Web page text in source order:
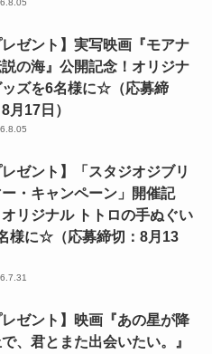
レゼント】実写映画『モアナ
説の海』公開記念！オリジナ
ッズを6名様に☆（応募締
月17日）
レゼント】「スタジオジブリ
・キャンペーン」開催記
リジナル トトロの手ぬぐい
様に☆（応募締切：8月13
レゼント】映画『あの星が降
、君とまた出会いたい。』